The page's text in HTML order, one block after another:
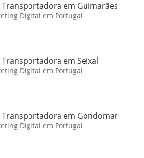
Transportadora em Guimarães
Digital em Portugal
Transportadora em Seixal
Digital em Portugal
Transportadora em Gondomar
Digital em Portugal